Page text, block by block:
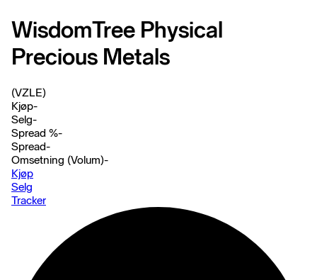
WisdomTree Physical
Precious Metals
(VZLE)
Kjøp-
Selg-
Spread %-
Spread-
Omsetning (Volum)-
Kjøp
Selg
Tracker